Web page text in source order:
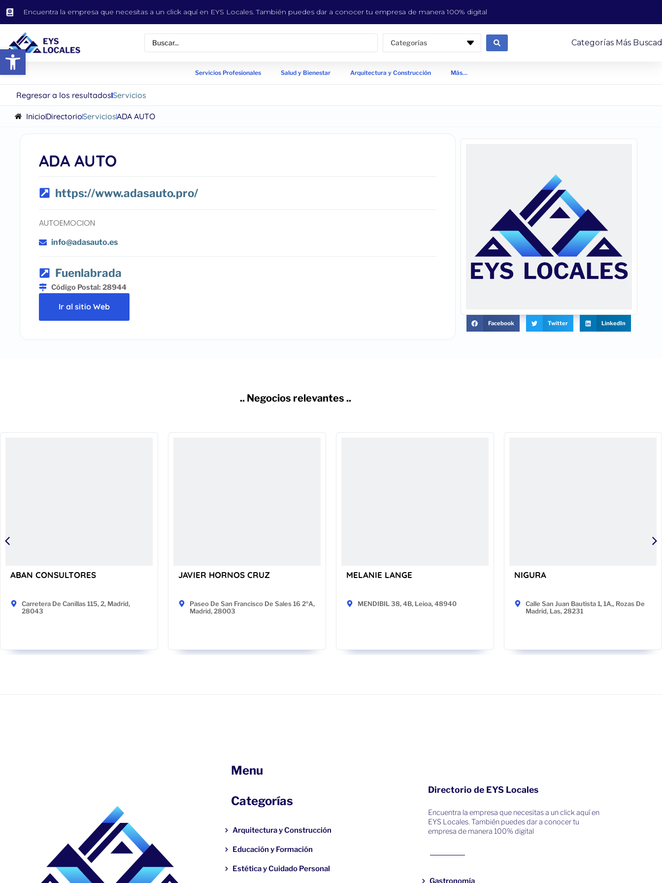
Abrir barra de herramientas
Encuentra la empresa que necesitas a un click aquí en EYS Locales. También puedes dar a conocer tu empresa de manera 100% digital
Categorías Categorías Más
Servicios Profesionales Salud y Bienestar Arquitectura y Construcción Más…
Regresar a los resultadosServicios
InicioDirectorioServiciosADA AUTO
ADA AUTO
https://www.adasauto.pro/
AUTOEMOCION
info@adasauto.es
Fuenlabrada
Código Postal: 28944
Ir al sitio Web
Facebook Twitter LinkedIn
.. Negocios relevantes ..
ABAN CONSULTORES
Carretera De Canillas 115, 2, Madrid,
28043
JAVIER HORNOS CRUZ
Paseo De San Francisco De Sales 16 2ºA,
Madrid, 28003
MELANIE LANGE
MENDIBIL 38, 4B, Leioa, 48940
NIGURA
Calle San Juan Bautista 1, 1A,, Rozas De
Madrid, Las, 28231
Menu
Categorías
Arquitectura y Construcción
Educación y Formación
Estética y Cuidado Personal
Directorio de EYS Locales
Encuentra la empresa que necesitas a un click aquí en
EYS Locales. También puedes dar a conocer tu
empresa de manera 100% digital
Gastronomía